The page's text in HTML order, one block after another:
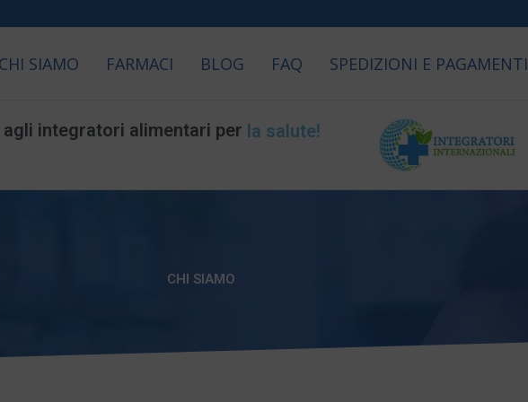
CHI SIAMO FARMACI BLOG FAQ SPEDIZIONI E PAGAMENTI
integratori alimentari perla longevità!la salute!
CHI SIAMO